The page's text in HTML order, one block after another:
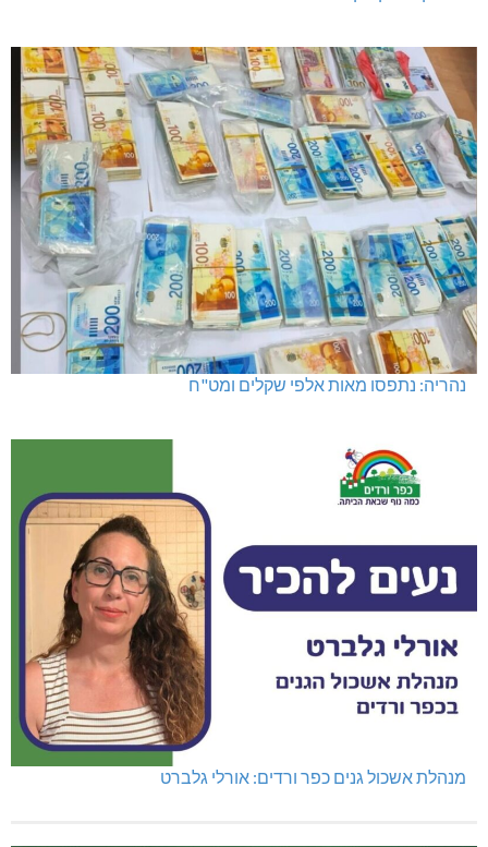
מועדון "פסק זמן" בגלריה הלבנה
נהריה: נתפסו מאות אלפי שקלים ומט"ח